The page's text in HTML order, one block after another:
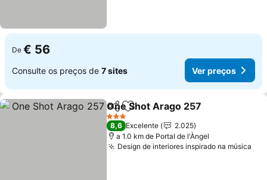
De € 56
Consulte os preços de 7 sites Ver preços
PartilharAdicionar aos favoritos
One Shot Arago 257
3 Estrelas
8,6 Excelente
2.025
a 1.0 km de Portal de l'Àngel
Design de interiores inspirado na música